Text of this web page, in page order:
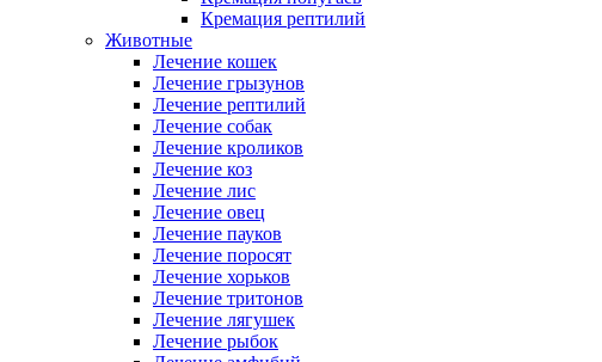
Кремация рептилий
Животные
Лечение кошек
Лечение грызунов
Лечение рептилий
Лечение собак
Лечение кроликов
Лечение коз
Лечение лис
Лечение овец
Лечение пауков
Лечение поросят
Лечение хорьков
Лечение тритонов
Лечение лягушек
Лечение рыбок